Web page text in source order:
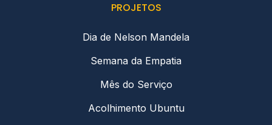
PROJETOS
Dia de Nelson Mandela
Semana da Empatia
Mês do Serviço
Acolhimento Ubuntu